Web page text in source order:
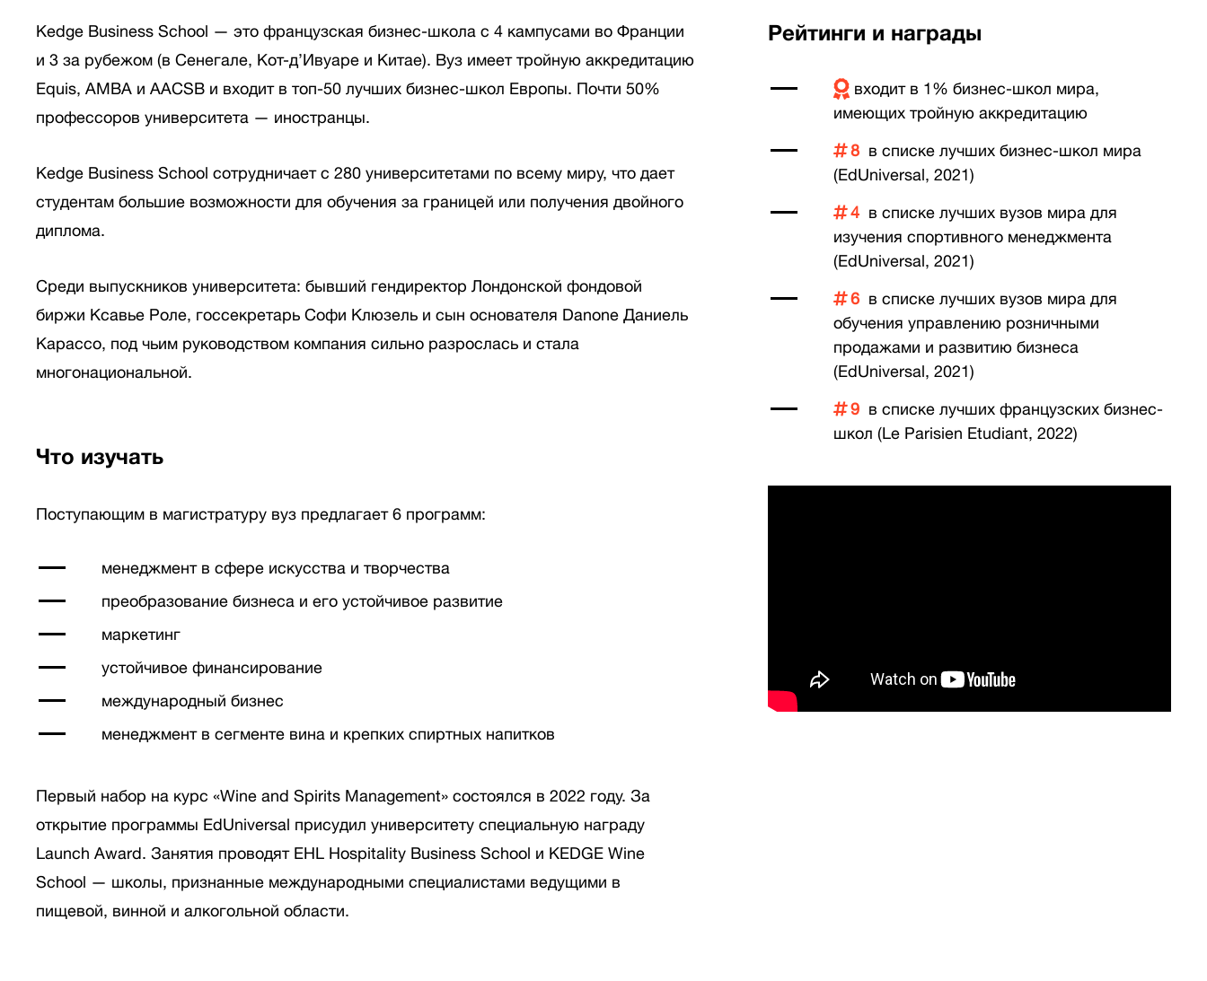
Kedge Business School — это французская бизнес-школа с 4 кампусами во Франции
и 3 за рубежом (в Сенегале, Кот-д’Ивуаре и Китае). Вуз имеет тройную аккредитацию
Equis, AMBA и AACSB и входит в топ-50 лучших бизнес-школ Европы. Почти 50%
профессоров университета — иностранцы.
Kedge Business School сотрудничает с 280 университетами по всему миру, что дает
студентам большие возможности для обучения за границей или получения двойного
диплома.
Среди выпускников университета: бывший гендиректор Лондонской фондовой
биржи Ксавье Роле, госсекретарь Софи Клюзель и сын основателя Danone Даниель
Карассо, под чьим руководством компания сильно разрослась и стала
многонациональной.
Что изучать
Поступающим в магистратуру вуз предлагает 6 программ:
менеджмент в сфере искусства и творчества
преобразование бизнеса и его устойчивое развитие
маркетинг
устойчивое финансирование
международный бизнес
менеджмент в сегменте вина и крепких спиртных напитков
Первый набор на курс «Wine and Spirits Management» состоялся в 2022 году. За
открытие программы EdUniversal присудил университету специальную награду
Launch Award. Занятия проводят EHL Hospitality Business School и KEDGE Wine
School — школы, признанные международными специалистами ведущими в
пищевой, винной и алкогольной области.
Рейтинги и награды
входит в 1% бизнес-школ мира,
имеющих тройную аккредитацию
8 в списке лучших бизнес-школ мира
(EdUniversal, 2021)
4 в списке лучших вузов мира для
изучения спортивного менеджмента
(EdUniversal, 2021)
6 в списке лучших вузов мира для
обучения управлению розничными
продажами и развитию бизнеса
(EdUniversal, 2021)
9 в списке лучших французских бизнес-
школ (Le Parisien Etudiant, 2022)